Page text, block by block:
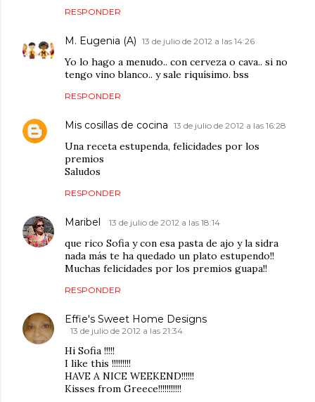
RESPONDER
M. Eugenia (A) 13 de julio de 2012 a las 14:26
Yo lo hago a menudo.. con cerveza o cava.. si no
tengo vino blanco.. y sale riquísimo. bss
RESPONDER
Mis cosillas de cocina 13 de julio de 2012 a las 16:28
Una receta estupenda, felicidades por los
premios
Saludos
RESPONDER
Maribel 13 de julio de 2012 a las 18:14
que rico Sofia y con esa pasta de ajo y la sidra
nada más te ha quedado un plato estupendo!!
Muchas felicidades por los premios guapa!!
RESPONDER
Effie's Sweet Home Designs
13 de julio de 2012 a las 21:34
Hi Sofia !!!!!
I like this !!!!!!!!!
HAVE A NICE WEEKEND!!!!!!
Kisses from Greece!!!!!!!!!!!